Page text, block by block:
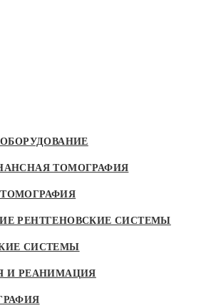
ОБОРУДОВАНИЕ
ТОМОГРАФИЯ
РЕНТГЕНОВСКИЕ СИСТЕМЫ
СИСТЕМЫ
И РЕАНИМАЦИЯ